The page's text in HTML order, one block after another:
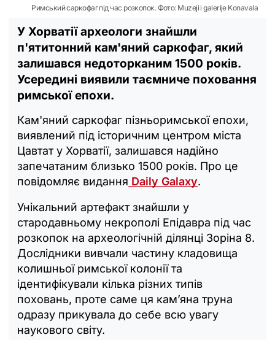
Римський саркофаг під час розкопок. Фото: Muzeji i galerije Konavala
У Хорватії археологи знайшли
п'ятитонний кам'яний саркофаг, який
залишався недоторканим 1500 років.
Усередині виявили таємниче поховання
римської епохи.
Кам'яний саркофаг пізньоримської епохи,
виявлений під історичним центром міста
Цавтат у Хорватії, залишався надійно
запечатаним близько 1500 років. Про це
повідомляє видання Daily Galaxy.
Унікальний артефакт знайшли у
стародавньому некрополі Епідавра під час
розкопок на археологічній ділянці Зоріна 8.
Дослідники вивчали частину кладовища
колишньої римської колонії та
ідентифікували кілька різних типів
поховань, проте саме ця кам’яна труна
одразу прикувала до себе всю увагу
наукового світу.